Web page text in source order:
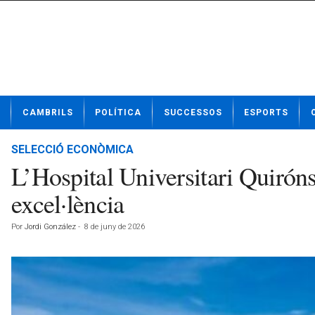
t
CAMBRILS POLÍTICA SUCCESSOS ESPORTS
SELECCIÓ ECONÒMICA
L’Hospital Universitari
excel·lència
Por Jordi González - 8 de juny de 2026